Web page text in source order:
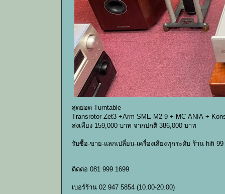
สุดยอด Turntable
Transrotor Zet3 +Arm SME M2-9 + MC ANIA +
ส่งเพียง 159,000 บาท จากปกติ 386,000 บาท
รับซื้อ-ขาย-แลกเปลี่ยน-เครื่องเสียงทุกระดับ ร้าน hifi
ติดต่อ 081 999 1699
เบอร์ร้าน 02 947 5854 (10.00-20.00)